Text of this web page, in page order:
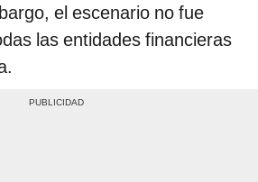
el escenario no fue
las entidades financieras